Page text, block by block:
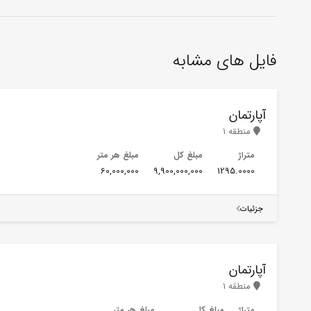
فایل های مشابه
آپارتمان
منطقه 1
متراژ
1295.0000
مبلغ کل
9,900,000,000
مبلغ هر متر
60,000,000
جزئیات
آپارتمان
منطقه 1